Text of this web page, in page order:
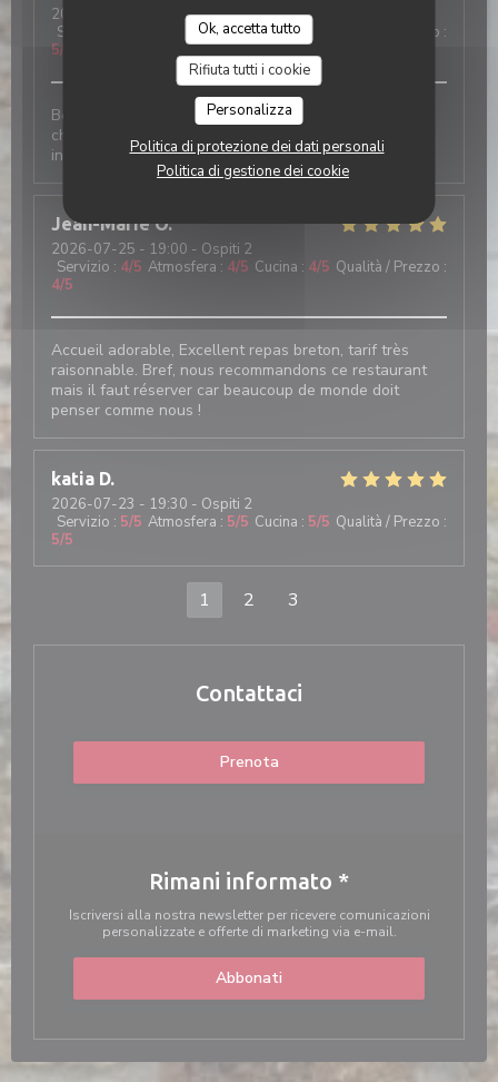
Ok, accetta tutto
Rifiuta tutti i cookie
Personalizza
Politica di protezione dei dati personali
Politica di gestione dei cookie
2026-07-23
- 19:00 - Ospiti 3
Servizio
Atmosfera: 5/5 Cucina: Qualità / Prezzo :
5/5
Bon accueil ; les crêpes sont délicieuses ; très grand
choix ; la déco est superbe. Rendez-vous
incontournable.
Jean-Marie O
2026-07-25 - 19:00 - Ospiti 2
Servizio : 4/5 Atmosfera : 4/5 Cucina : 4/5 Qualità / Prezzo :
4/5
Accueil adorable, Excellent repas breton, tarif très
raisonnable. Bref, nous recommandons ce restaurant
mais il faut réserver car beaucoup de monde doit
penser comme nous !
katia D
2026-07-23 - 19:30 - Ospiti 2
Servizio : 5/5 Atmosfera : 5/5 Cucina : 5/5 Qualità / Prezzo :
5/5
1 2 3
Contattaci
Prenota
Rimani informato *
Iscriversi alla nostra newsletter per ricevere comunicazioni
personalizzate e offerte di marketing via e-mail.
Abbonati